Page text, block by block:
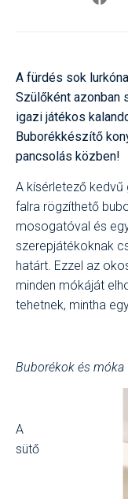
A fürdés sok
Szülőként azonban
igazi játékos
Buborékkészítő
pancsolás közben!
A kísérletező
falra rögzíthető
mosogatóval és
szerepjátékoknak
határt. Ezzel az
minden mókáját
tehetnek, mintha
Buborékok és móka
A
sütő